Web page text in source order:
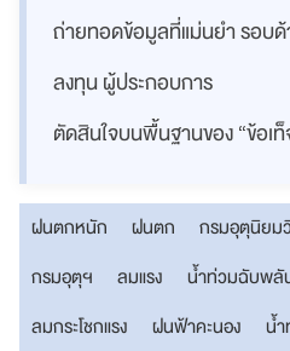
ถ่ายทอดข้อมูลที่แม่นยำ รอบ
ลงทุน ผู้ประกอบการ
ตัดสินใจบนพื้นฐานของ “ข้อเท็
ฝนตกหนัก ฝนตก กรมอุตุนิยม
กรมอุตุฯ
ลมแรง น้ำท่วมฉับพลั
ลมกระโชกแรง
ฝนฟ้าคะนอง น้